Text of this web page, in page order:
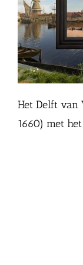
Het Delft van
1660) met